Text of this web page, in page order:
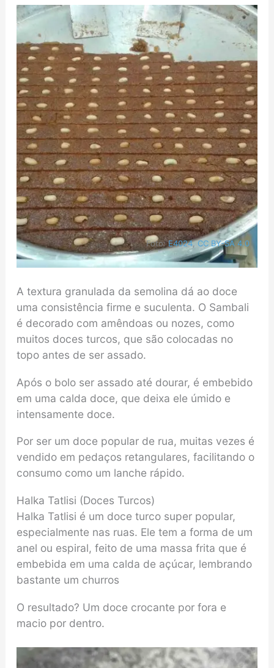
Foto:E4024,CC BY-SA 4.0
A textura granulada da semolina dá ao doce
uma consistência firme e suculenta. O Sambali
é decorado com amêndoas ou nozes, como
muitos doces turcos, que são colocadas no
topo antes de ser assado.
Após o bolo ser assado até dourar, é embebido
em uma calda doce, que deixa ele úmido e
intensamente doce.
Por ser um doce popular de rua, muitas vezes é
vendido em pedaços retangulares, facilitando o
consumo como um lanche rápido.
Halka Tatlisi (Doces Turcos)
Halka Tatlisi é um doce turco super popular,
especialmente nas ruas. Ele tem a forma de um
anel ou espiral, feito de uma massa frita que é
embebida em uma calda de açúcar, lembrando
bastante um churros
O resultado? Um doce crocante por fora e
macio por dentro.